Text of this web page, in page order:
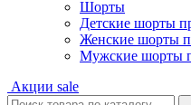
Шорты
Детские шорты
Женские шорты
Мужские шорты
Акции sale